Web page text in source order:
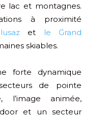
lac et montagnes.
à proximité
et
le Grand
skiables.
forte dynamique
de pointe
l’image animée,
et un secteur